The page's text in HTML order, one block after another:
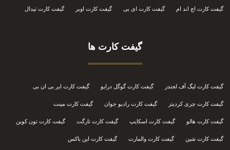
گیفت کارت اچ اند ام گیفت کارت ای بی گیفت کارت اوبر گیفت کارت تیدال
گیفت کارت ها
گیفت کارت لیگ آف لجندز گیفت کارت گوگل درایو گیفت کارت ایر بی ان بی
گیفت کارت چری کردیتز گیفت کارت رادیو جوان گیفت کارت مینت
گیفت کارت هالو گیفت کارت اسکایپ گیفت کارت تارگت گیفت کارت تون کوین
گیفت کارت شین گیفت کارت والمارت گیفت کارت اپن باکس